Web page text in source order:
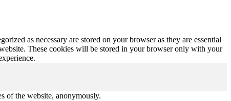
as necessary are stored on your browser as they are essential
These cookies will be stored in your browser only with your
of the website, anonymously.